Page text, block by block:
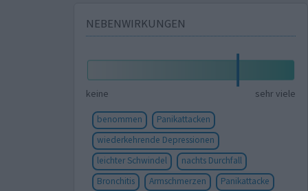
NEBENWIRKUNGEN
keine sehr viele
benommen
Panikattacken
wiederkehrende Depressionen
leichter Schwindel
nachts Durchfall
Bronchitis
Armschmerzen
Panikattacke